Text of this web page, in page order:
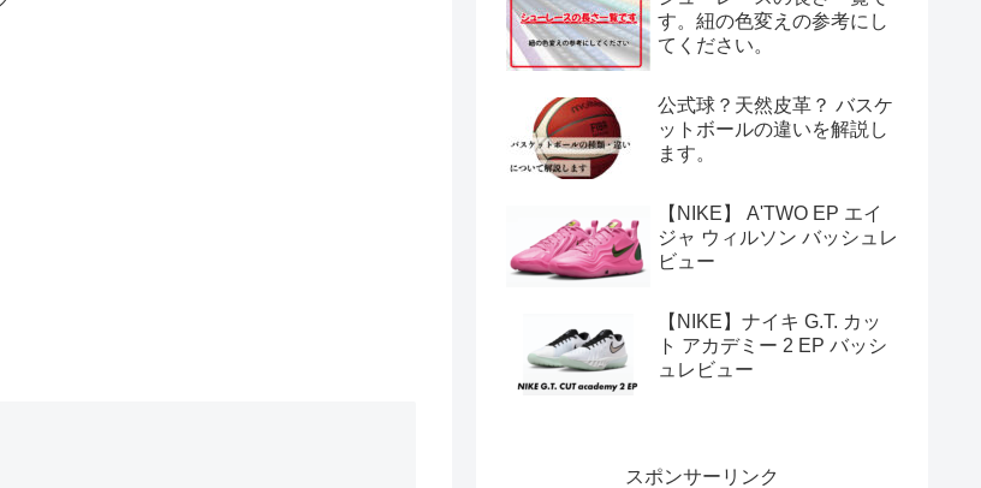
す。紐の色変えの参考にし
てください。
公式球？天然皮革？ バスケ
ットボールの違いを解説し
ます。
【NIKE】 A'TWO EP エイ
ジャ ウィルソン バッシュレ
ビュー
【NIKE】ナイキ G.T. カッ
ト アカデミー 2 EP バッシ
ュレビュー
スポンサーリンク